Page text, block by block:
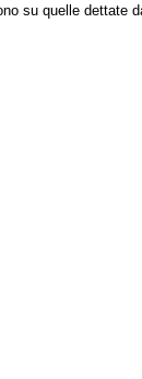
su quelle dettate